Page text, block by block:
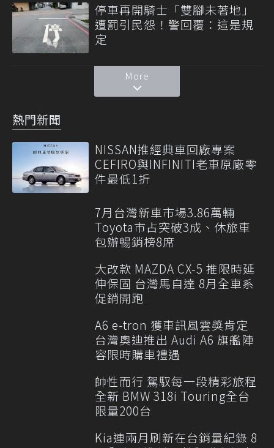
停車再開騎士「雙腳未著地」
遭罰引民怨！警回覆：這是規
定
More
熱門新聞
NISSAN推經典車回廠專案
CEFIRO與INFINITI老車原廠零
件最低1折
7月台灣新車市場3.86萬輛
Toyota市占突破3成、休旅車
包辦暢銷榜8席
大改款 MAZDA CX-5 推限時延
伸保固 台灣馬自達 8月全車系
促銷開跑
A6 e-tron 獲車訊風雲獎肯定
台灣奧迪推出 Audi A6 旗艦陣
容限時購車禮遇
帥性而行 駕馭每一段精彩旅程
全新 BMW 318i Touring全台
限量200台
Kia連兩月刷新在台銷量紀錄 8